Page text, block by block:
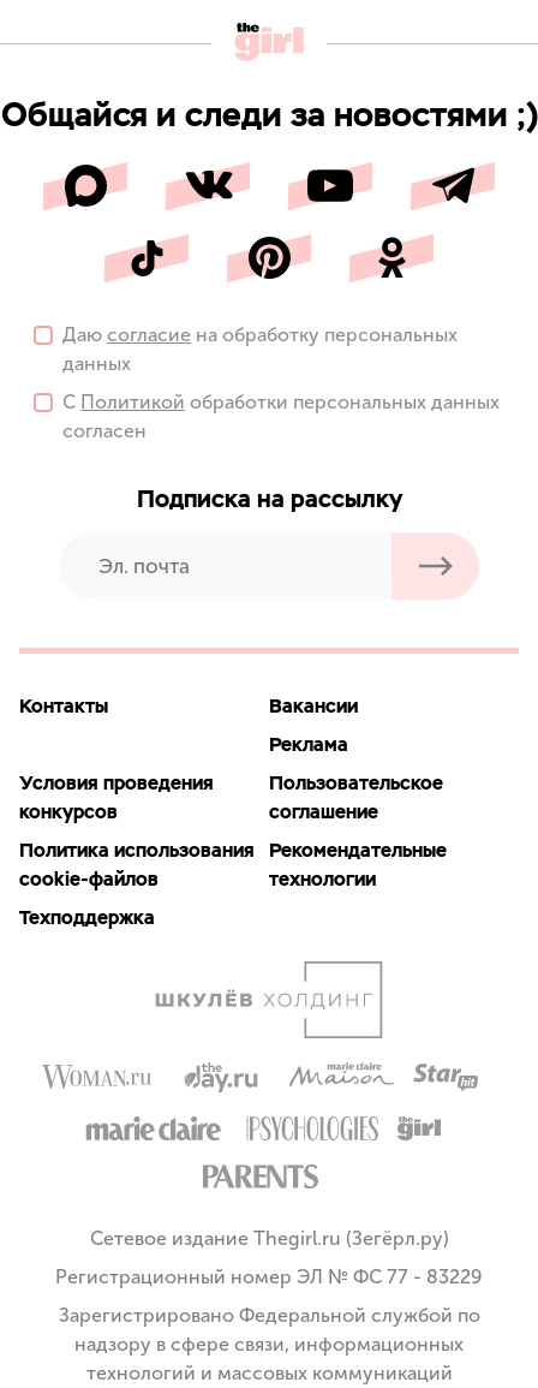
Общайся и следи за новостями ;)
Даю согласие на обработку персональных
данных
С Политикой обработки персональных данных
согласен
Подписка на рассылку
Контакты
Вакансии
Реклама
Условия проведения
конкурсов
Пользовательское
соглашение
Политика использования
cookie-файлов
Рекомендательные
технологии
Техподдержка
Сетевое издание Thegirl.ru (Зегёрл.ру)
Регистрационный номер ЭЛ № ФС 77 - 83229
Зарегистрировано Федеральной службой по
надзору в сфере связи, информационных
технологий и массовых коммуникаций